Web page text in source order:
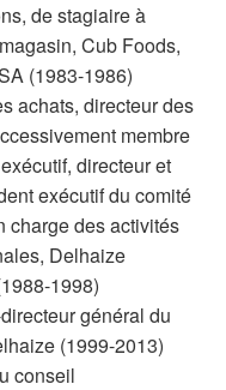
de stagiaire à
Cub Foods,
(1983-1986)
achats, directeur des
membre
directeur et
exécutif du comité
charge des activités
Delhaize
1998)
général du
(1999-2013)
conseil